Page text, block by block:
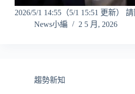
2026/5/1 14:55（5/1 15:51 更新）
News小編
2 5 月, 2026
趨勢新知